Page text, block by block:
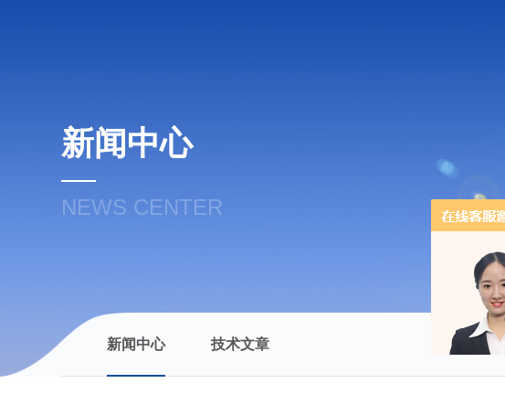
新闻中心
NEWS CENTER
新闻中心 技术文章